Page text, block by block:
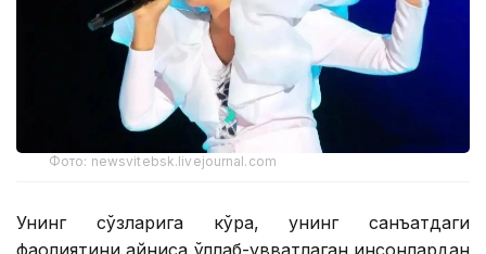
Фото: newsvitebsk.livejournal.com
Унинг сўзларига кўра, унинг санъатдаги
фаолиятини айниқса қўллаб-қувватлаган инсонлардан